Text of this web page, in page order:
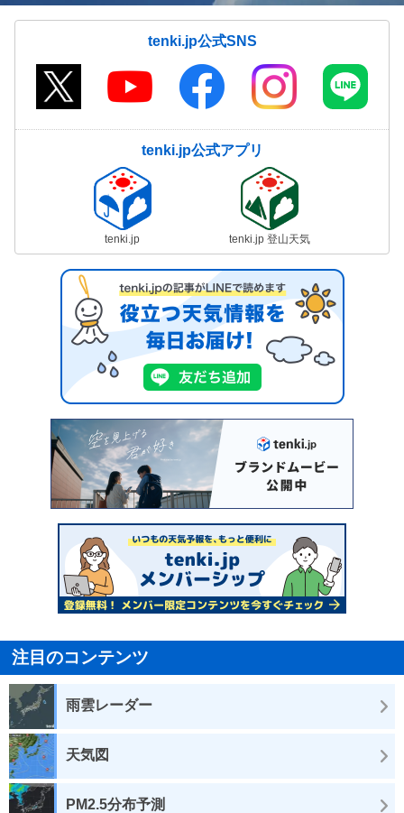
tenki.jp公式SNS
tenki.jp公式アプリ
tenki.jp tenki.jp 登山天気
注目のコンテンツ
雨雲レーダー
天気図
PM2.5分布予測